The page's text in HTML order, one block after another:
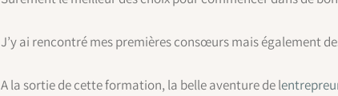
J’y ai rencontré mes premières consœurs mais également
A la sortie de cette formation, la belle aventure de l